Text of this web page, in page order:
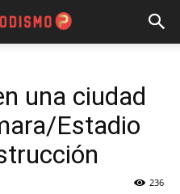
una ciudad
Estadio
236